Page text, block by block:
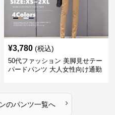
¥3,780 (税込)
50代ファッション 美脚見せテー
パードパンツ 大人女性向け通勤
のパンツ一覧へ ›